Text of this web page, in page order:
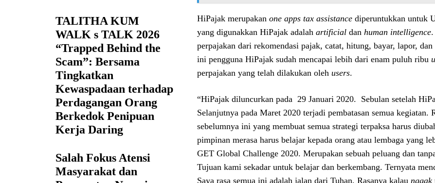
TALITHA KUM
WALK s TALK 2026
“Trapped Behind the
Scam”: Bersama
Tingkatkan
Kewaspadaan terhadap
Perdagangan Orang
Berkedok Penipuan
Kerja Daring
Salah Fokus Atensi
Masyarakat dan
HiPajak merupakan one apps tax assistance diperuntukkan untuk
yang digunakkan HiPajak adalah artificial dan human intelligence
perpajakan dari rekomendasi pajak, catat, hitung, bayar, lapor,
ini pengguna HiPajak sudah mencapai lebih dari enam puluh ribu
perpajakan yang telah dilakukan oleh users.
“HiPajak diluncurkan pada 29 Januari 2020. Sebulan setelah
Selanjutnya pada Maret 2020 terjadi pembatasan semua kegiatan.
sebelumnya ini yang membuat semua strategi terpaksa harus
pimpinan merasa harus belajar kepada orang atau lembaga yang
GET Global Challenge 2020. Merupakan sebuah peluang dan
Tujuan kami sekadar untuk belajar dan berkembang. Ternyata
Saya rasa semua ini adalah jalan dari Tuhan, Rasanya kalau nggak